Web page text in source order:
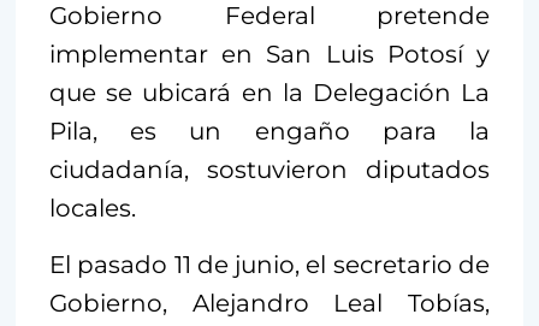
Gobierno Federal pretende
implementar en San Luis Potosí y
que se ubicará en la Delegación La
Pila, es un engaño para la
ciudadanía, sostuvieron diputados
locales.
El pasado 11 de junio, el secretario de
Gobierno, Alejandro Leal Tobías,